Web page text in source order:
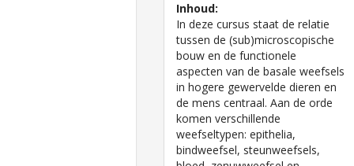
Inhoud:
In deze cursus staat de relatie
tussen de (sub)microscopische
bouw en de functionele
aspecten van de basale weefsels
in hogere gewervelde dieren en
de mens centraal. Aan de orde
komen verschillende
weefseltypen: epithelia,
bindweefsel, steunweefsels,